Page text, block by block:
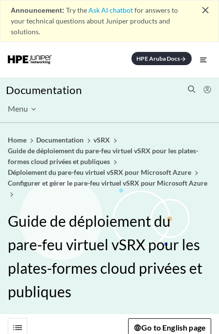
Announcement: Try theAsk AI chatbotfor answers to
your technical questions about Juniper products and
solutions.
close
HPE Aruba Docsarrow_forward
Documentation
Menu
Home Documentation
vSRX
Guide de déploiement du pare-feu virtuel vSRX pour les plates-
formes cloud privées et publiques
Déploiement du pare-feu virtuel vSRX pour Microsoft Azure
Configurer et gérer le pare-feu virtuel vSRX pour Microsoft Azure
Guide de déploiement du
pare-feu virtuel vSRX pour les
plates-formes cloud privées et
publiques
list Go to English page